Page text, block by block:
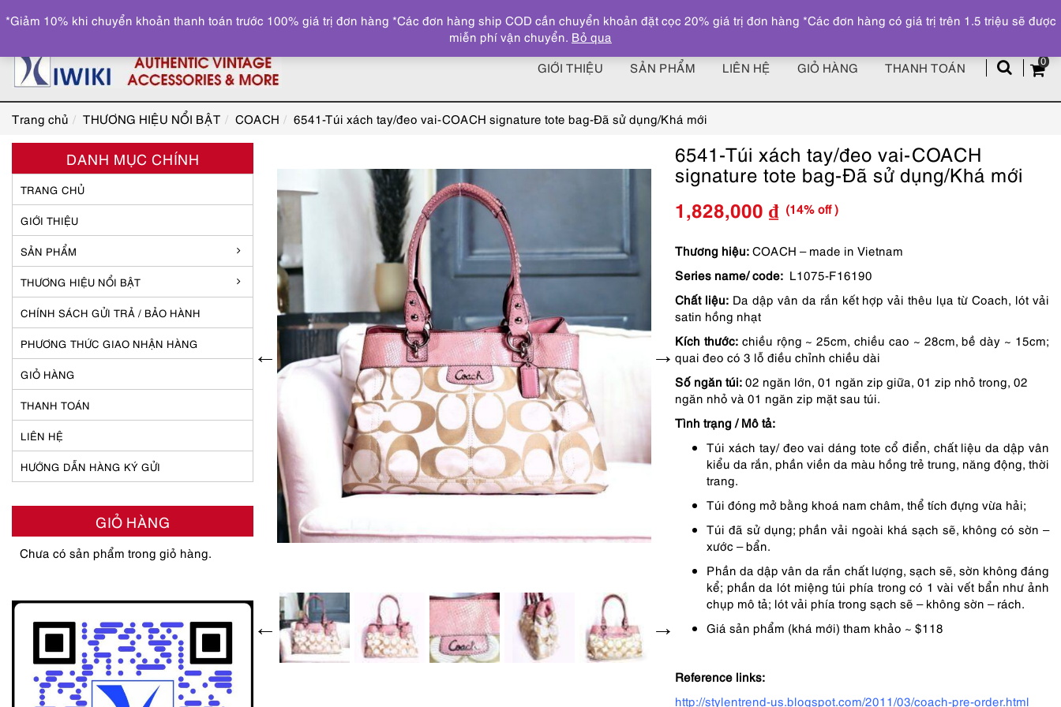
z
0
GIỚI THIỆU SẢN PHẨM LIÊN HỆ GIỎ HÀNG THANH TOÁN
Trang chủ THƯƠNG HIỆU NỔI BẬT COACH 6541-Túi xách tay/đeo vai-COACH signature tote bag-Đã sử dụng/Khá mới
6541-Túi xách tay/đeo vai-COACH
signature tote bag-Đã sử dụng/Khá mới
Giá
gốc
là:
2,150,000 ₫.
1,828,000 ₫
Giá
hiện
tại
là:
(14% off )
Thương hiệu: COACH – made in Vietnam
Series name/ code: L1075-F16190
Chất liệu: Da dập vân da rắn kết hợp vải thêu lụa từ Coach, lót vải
satin hồng nhạt
Kích thước:chiều rộng ~ 25cm, chiều cao ~ 28cm, bề dày ~ 15cm;
quai đeo có 3 lỗ điều chỉnh chiều dài
Số ngăn túi: 02 ngăn lớn, 01 ngăn zip giữa, 01 zip nhỏ trong, 02
ngăn nhỏ và 01 ngăn zip mặt sau túi.
Tình trạng / Mô tả:
Túi xách tay/ đeo vai dáng tote cổ điển, chất liệu da dập vân
kiểu da rắn, phần viền da màu hồng trẻ trung, năng động, thời
trang.
Túi đóng mở bằng khoá nam châm, thể tích đựng vừa hải;
Túi đã sử dụng; phần vải ngoài khá sạch sẽ, không có sờn –
xước – bẩn.
Phần da dập vân da rắn chất lượng, sạch sẽ, sờn không đáng
kể; phần da lót miệng túi phía trong có 1 vài vết bẩn như ảnh
chụp mô tả; lót vải phía trong sạch sẽ – không sờn – rách.
Giá sản phẩm (khá mới) tham khảo ~ $118
Reference links:
http://stylentrend-us.blogspot.com/2011/03/coach-pre-order.html
DANH MỤC CHÍNH
TRANG CHỦ
GIỚI THIỆU
SẢN PHẨM
THƯƠNG HIỆU NỔI BẬT
CHÍNH SÁCH GỬI TRẢ / BẢO HÀNH
PHƯƠNG THỨC GIAO NHẬN HÀNG
GIỎ HÀNG
THANH TOÁN
LIÊN HỆ
HƯỚNG DẪN HÀNG KÝ GỬI
GIỎ HÀNG
Chưa có sản phẩm trong giỏ hàng.
*Giảm 10% khi chuyển khoản thanh toán trước 100% giá trị đơn hàng *Các đơn hàng ship COD cần chuyển khoản đặt cọc 20% giá trị đơn hàng *Các đơn hàng có giá trị trên 1.5 triệu sẽ được
miễn phí vận chuyển. Bỏ qua